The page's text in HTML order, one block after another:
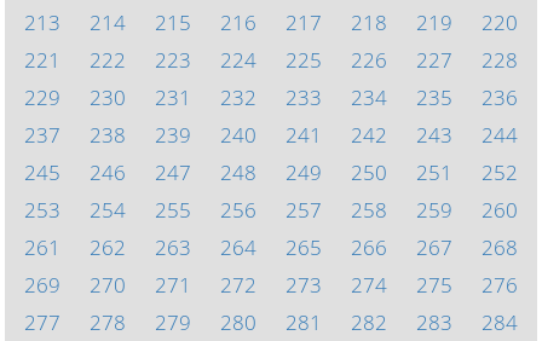
213
214 215 216 217 218 219
220
221
222 223 224 225 226 227
228
229
230 231 232 233 234 235
236
237
238 239 240 241 242 243
244
245
246 247 248 249 250 251
252
253
254 255 256 257 258 259
260
261
262 263 264 265 266 267
268
269
270 271 272 273 274 275
276
277
278 279 280 281 282 283
284